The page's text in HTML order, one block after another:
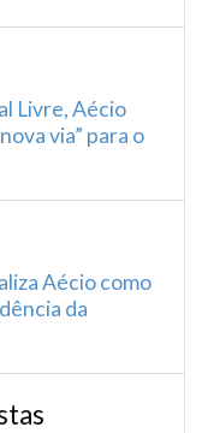
Livre, Aécio
via” para o
Aécio como
da